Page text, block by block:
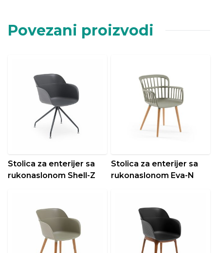
Povezani proizvodi
Stolica za enterijer sa
rukonaslonom Shell-Z
Stolica za enterijer sa
rukonaslonom Eva-N